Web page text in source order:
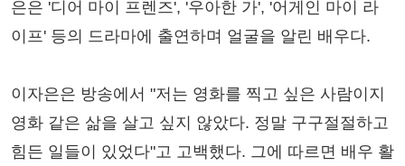
은은 '디어 마이 프렌즈', '우아한 가', '어게인 마이 라
이프' 등의 드라마에 출연하며 얼굴을 알린 배우다.
이자은은 방송에서 "저는 영화를 찍고 싶은 사람이지
영화 같은 삶을 살고 싶지 않았다. 정말 구구절절하고
힘든 일들이 있었다"고 고백했다. 그에 따르면 배우 활